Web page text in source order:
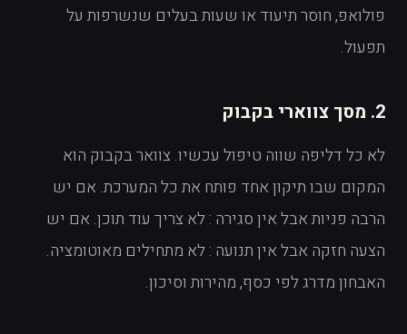
פולואפ, חוסר תיעוד או שעות בעלים שנשרפות על
תפעול.
2. מסך צווארי בקבוק
לא כל דליפה שווה טיפול עכשיו. צוואר בקבוק הוא
המקום שבו תיקון אחד פותח את כל המערכת. אם יש
הרבה פניות אבל אין סגירה : לא צריך עוד תוכן. אם יש
הצעה חזקה אבל אין תנועה : לא מתחילים מאוטומציה.
האבחון מדרג לפי כסף, מהירות וסיכון.